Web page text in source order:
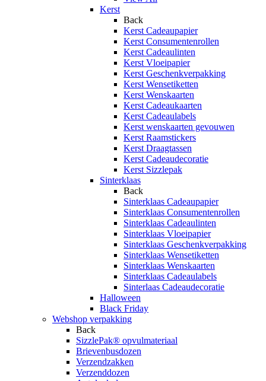
Kerst
Back
Kerst Cadeaupapier
Kerst Consumentenrollen
Kerst Cadeaulinten
Kerst Vloeipapier
Kerst Geschenkverpakking
Kerst Wensetiketten
Kerst Wenskaarten
Kerst Cadeaukaarten
Kerst Cadeaulabels
Kerst wenskaarten gevouwen
Kerst Raamstickers
Kerst Draagtassen
Kerst Cadeaudecoratie
Kerst Sizzlepak
Sinterklaas
Back
Sinterklaas Cadeaupapier
Sinterklaas Consumentenrollen
Sinterklaas Cadeaulinten
Sinterklaas Vloeipapier
Sinterklaas Geschenkverpakking
Sinterklaas Wensetiketten
Sinterklaas Wenskaarten
Sinterklaas Cadeaulabels
Sinterlaas Cadeaudecoratie
Halloween
Black Friday
Webshop verpakking
Back
SizzlePak® opvulmateriaal
Brievenbusdozen
Verzendzakken
Verzenddozen